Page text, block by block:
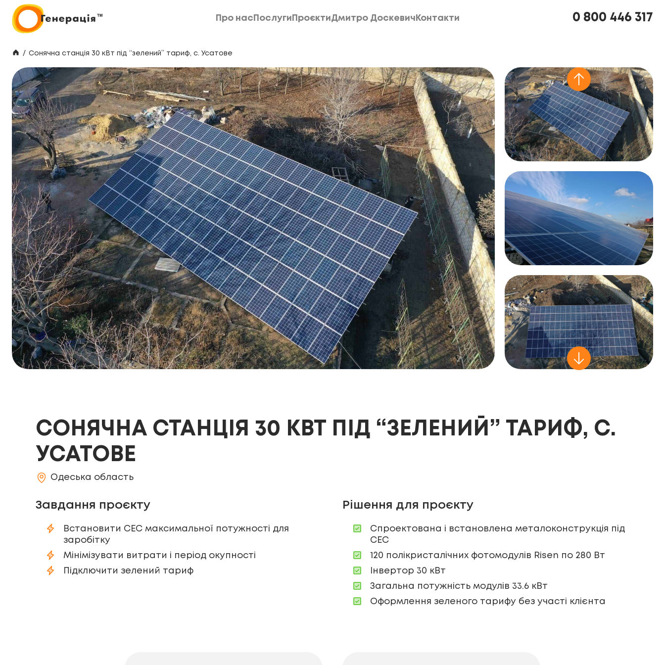
Про нас Послуги ПроєктиДмитро Доскевич Контакти
0 800 446 317
/ Сонячна станція 30 кВт під “зелений” тариф, с. Усатове
СОНЯЧНА СТАНЦІЯ 30 КВТ ПІД “ЗЕЛЕНИЙ” ТАРИФ, С.
УСАТОВЕ
Одеська область
Завдання проєкту
Встановити СЕС максимальної потужності для
заробітку
Мінімізувати витрати і період окупності
Підключити зелений тариф
Рішення для проєкту
Спроектована і встановлена ​​металоконструкція під
СЕС
120 полікристалічних фотомодулів Risen по 280 Вт
Інвертор 30 кВт
Загальна потужність модулів 33.6 кВт
Оформлення зеленого тарифу без участі клієнта